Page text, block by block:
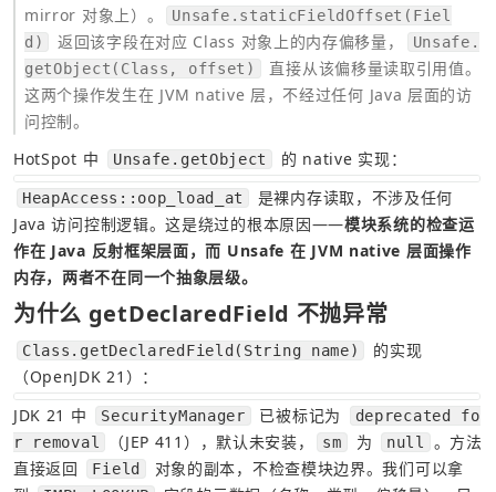
mirror 对象上）。
Unsafe.staticFieldOffset(Fiel
d)
返回该字段在对应 Class 对象上的内存偏移量，
Unsafe.
getObject(Class, offset)
直接从该偏移量读取引用值。
这两个操作发生在 JVM native 层，不经过任何 Java 层面的访
问控制。
HotSpot 中
Unsafe.getObject 的 native 实现：
HeapAccess::oop_load_at
是裸内存读取，不涉及任何
Java 访问控制逻辑。这是绕过的根本原因——模块系统的检查运
作在 Java 反射框架层面，而 Unsafe 在 JVM native 层面操作
内存，两者不在同一个抽象层级。
为什么 getDeclaredField 不抛异常
Class.getDeclaredField(String name)
的实现
（OpenJDK 21）：
JDK 21 中
SecurityManager 已被标记为
deprecated fo
r removal
（JEP 411），默认未安装， sm 为 null
。方法
直接返回
Field
对象的副本，不检查模块边界。我们可以拿